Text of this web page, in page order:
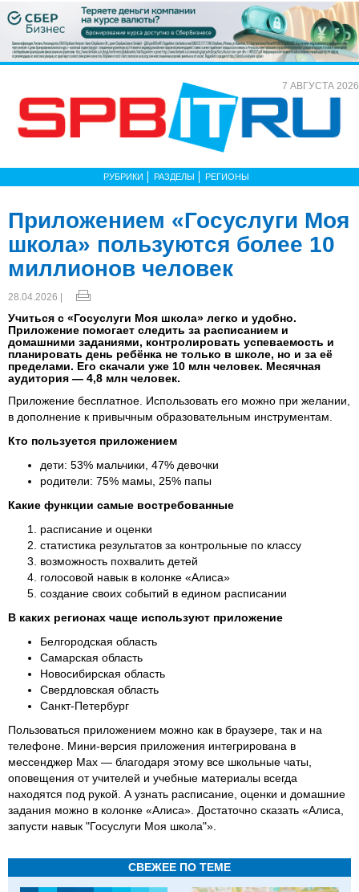
7 АВГУСТА 2026
РУБРИКИ РАЗДЕЛЫ РЕГИОНЫ
Приложением «Госуслуги Моя
школа» пользуются более 10
миллионов человек
28.04.2026 |
Учиться с «Госуслуги Моя школа» легко и удобно.
Приложение помогает следить за расписанием и
домашними заданиями, контролировать успеваемость и
планировать день ребёнка не только в школе, но и за её
пределами. Его скачали уже 10 млн человек. Месячная
аудитория — 4,8 млн человек.
Приложение бесплатное. Использовать его можно при желании,
в дополнение к привычным образовательным инструментам.
Кто пользуется приложением
дети: 53% мальчики, 47% девочки
родители: 75% мамы, 25% папы
Какие функции самые востребованные
расписание и оценки
статистика результатов за контрольные по классу
возможность похвалить детей
голосовой навык в колонке «Алиса»
создание своих событий в едином расписании
В каких регионах чаще используют приложение
Белгородская область
Самарская область
Новосибирская область
Свердловская область
Санкт-Петербург
Пользоваться приложением можно как в браузере, так и на
телефоне. Мини-версия приложения интегрирована в
мессенджер Мах — благодаря этому все школьные чаты,
оповещения от учителей и учебные материалы всегда
находятся под рукой. А узнать расписание, оценки и домашние
задания можно в колонке «Алиса». Достаточно сказать «Алиса,
запусти навык "Госуслуги Моя школа"».
СВЕЖЕЕ ПО ТЕМЕ